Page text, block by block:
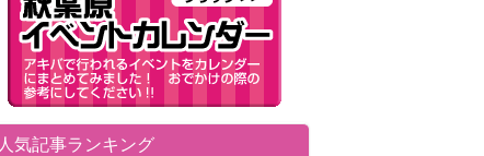
人気記事ランキング